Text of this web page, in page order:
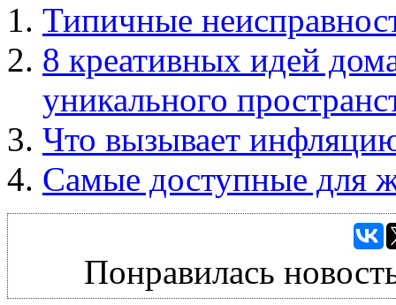
Типичные
8 креативных идей
уникального
Что вызывает
Самые доступные для
Понравилась